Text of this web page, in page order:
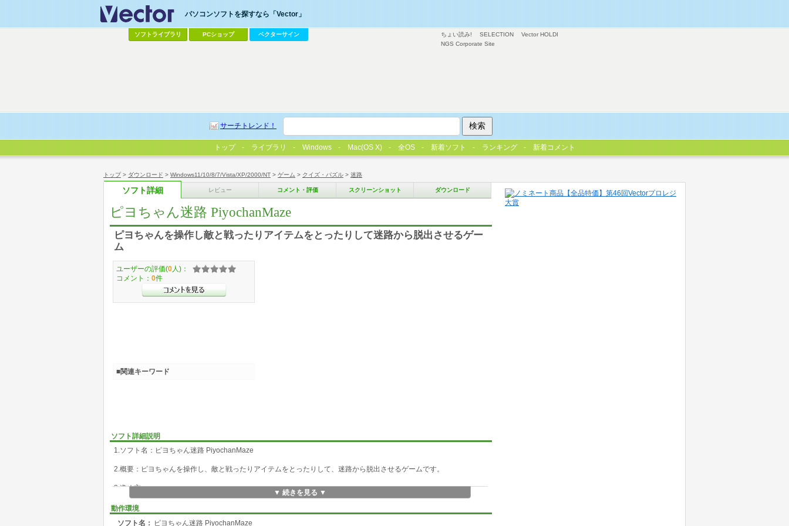
トップ> ダウンロード > Windows11/10/8/7/Vista/XP/2000/NT > ゲーム > クイズ・パズル > 迷路
ソフト詳細 レビュー コメント・評価 スクリーンショット ダウンロード
ピヨちゃん迷路 PiyochanMaze
ピヨちゃんを操作し敵と戦ったりアイテムをとったりして迷路から脱出させるゲー
ム
ソフト詳細説明
1.ソフト名：ピヨちゃん迷路 PiyochanMaze
2.概要：ピヨちゃんを操作し、敵と戦ったりアイテムをとったりして、迷路から脱出させるゲームです。
3.進め方
・迷路内のアイテム（バナナ、リンゴ、イチゴ）をすべてとるとドアから脱出し、次のステージに進みます。
・迷路には敵がうろうろしています。敵に触れるとダメージを受けPowerが下がります。
・敵の上でジャンプするとたおすことができます。
▼ 続きを見る ▼
動作環境
ソフト名： ピヨちゃん迷路 PiyochanMaze
ユーザーの評価(0 人)：
コメント： 0件
■関連キーワード
ちょい読み! SELECTION
Vector HOLDI
NGS Corporate Site
パソコンソフトを探すなら「Vector」
ソフトライブラリ PCショップ ベクターサイン
サーチトレンド！
トップ ライブラリ Windows Mac(OS X) 全OS 新着ソフト ランキング 新着コメント